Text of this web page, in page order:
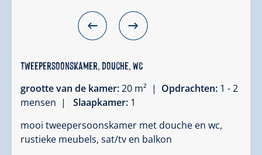
Tweepersoonskamer, douche, WC
grootte van de kamer:20 m² | Opdrachten: 1 - 2
mensen |
Slaapkamer: 1
mooi tweepersoonskamer met douche en wc,
rustieke meubels, sat/tv en balkon